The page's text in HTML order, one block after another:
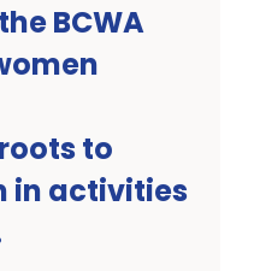
BCWA
to
in activities